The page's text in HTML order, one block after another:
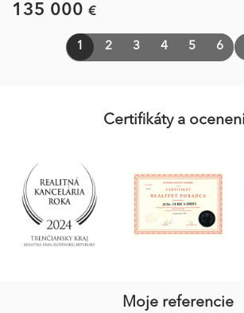
135 000 €
1 2 3 4 5 6
Certifikáty a
Moje referencie